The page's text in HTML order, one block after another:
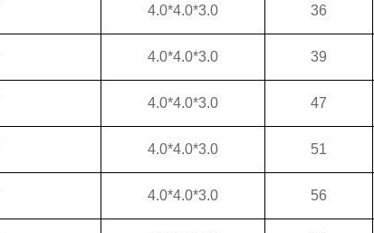
4.0*4.0*3.0 36
4.0*4.0*3.0 39
4.0*4.0*3.0 47
4.0*4.0*3.0 51
4.0*4.0*3.0 56